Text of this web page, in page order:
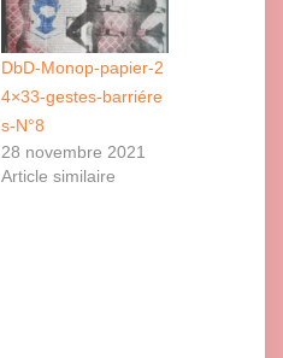
DbD-Monop-papier-2
4×33-gestes-barriére
s-N°8
28 novembre 2021
Article similaire